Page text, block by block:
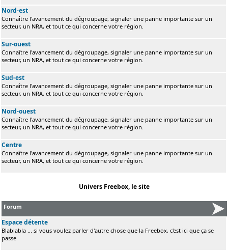
Nord-est
Connaître l'avancement du dégroupage, signaler une panne importante sur un
secteur, un NRA, et tout ce qui concerne votre région.
Sur-ouest
Connaître l'avancement du dégroupage, signaler une panne importante sur un
secteur, un NRA, et tout ce qui concerne votre région.
Sud-est
Connaître l'avancement du dégroupage, signaler une panne importante sur un
secteur, un NRA, et tout ce qui concerne votre région.
Nord-ouest
Connaître l'avancement du dégroupage, signaler une panne importante sur un
secteur, un NRA, et tout ce qui concerne votre région.
Centre
Connaître l'avancement du dégroupage, signaler une panne importante sur un
secteur, un NRA, et tout ce qui concerne votre région.
Univers Freebox, le site
Forum
Espace détente
Blablabla ... si vous voulez parler d'autre chose que la Freebox, c'est ici que ça se
passe